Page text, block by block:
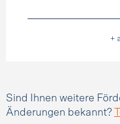
+
Sind Ihnen weitere
Änderungen bekannt?